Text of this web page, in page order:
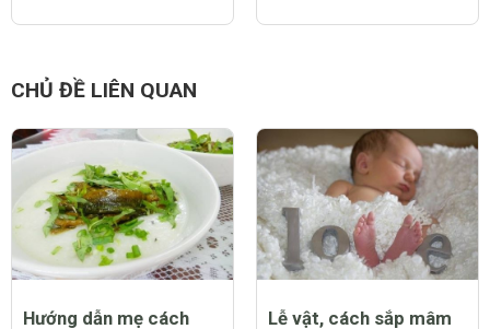
CHỦ ĐỀ LIÊN QUAN
Hướng dẫn mẹ cách
Lễ vật, cách sắp mâm